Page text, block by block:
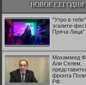
НОВОЕ СЕГОДНЯ
"Утро в
эгалите-
Пряча Лица"
Мохаммед
Али Селем,
фронта
РФ